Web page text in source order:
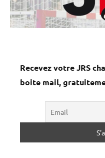
Recevez votre JRS
boite mail,